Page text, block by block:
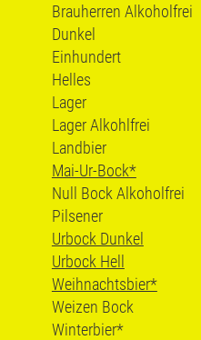
Brauherren Alkoholfrei
Dunkel
Einhundert
Helles
Lager
Lager Alkohlfrei
Landbier
Mai-Ur-Bock*
Null Bock Alkoholfrei
Pilsener
Urbock Dunkel
Urbock Hell
Weihnachtsbier*
Weizen Bock
Winterbier*